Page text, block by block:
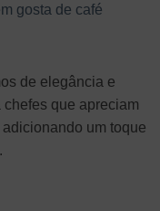
gosta de café
de elegância e
que apreciam
um toque